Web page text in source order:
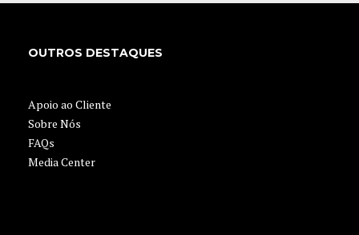
OUTROS DESTAQUES
Apoio ao Cliente
Sobre Nós
FAQs
Media Center